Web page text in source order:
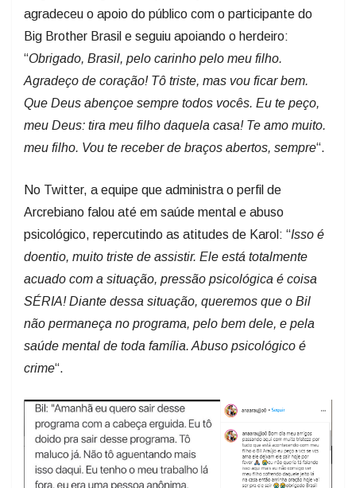
agradeceu o apoio do público com o participante do
Big Brother Brasil e seguiu apoiando o herdeiro:
“Obrigado, Brasil, pelo carinho pelo meu filho.
Agradeço de coração! Tô triste, mas vou ficar bem.
Que Deus abençoe sempre todos vocês. Eu te peço,
meu Deus: tira meu filho daquela casa! Te amo muito.
meu filho. Vou te receber de braços abertos, sempre“.
No Twitter, a equipe que administra o perfil de
Arcrebiano falou até em saúde mental e abuso
psicológico, repercutindo as atitudes de Karol: “Isso é
doentio, muito triste de assistir. Ele está totalmente
acuado com a situação, pressão psicológica é coisa
SÉRIA! Diante dessa situação, queremos que o Bil
não permaneça no programa, pelo bem dele, e pela
saúde mental de toda família. Abuso psicológico é
crime“.